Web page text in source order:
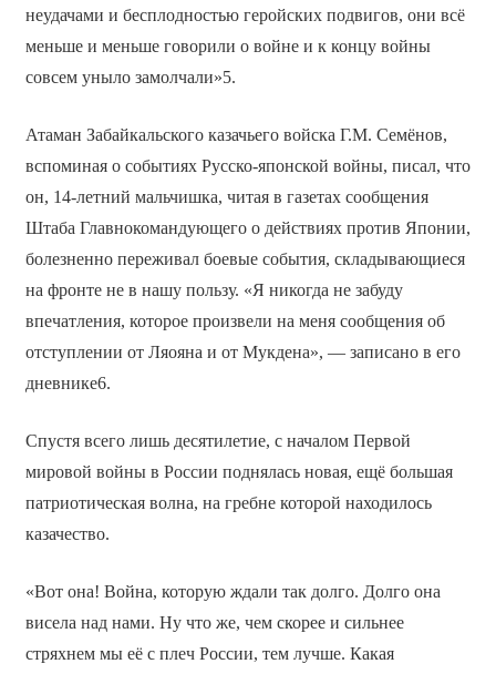
неудачами и бесплодностью геройских подвигов, они всё
меньше и меньше говорили о войне и к концу войны
совсем уныло замолчали»5.
Атаман Забайкальского казачьего войска Г.М. Семёнов,
вспоминая о событиях Русско-японской войны, писал, что
он, 14-летний мальчишка, читая в газетах сообщения
Штаба Главнокомандующего о действиях против Японии,
болезненно переживал боевые события, складывающиеся
на фронте не в нашу пользу. «Я никогда не забуду
впечатления, которое произвели на меня сообщения об
отступлении от Ляояна и от Мукдена», — записано в его
дневнике6.
Спустя всего лишь десятилетие, с началом Первой
мировой войны в России поднялась новая, ещё большая
патриотическая волна, на гребне которой находилось
казачество.
«Вот она! Война, которую ждали так долго. Долго она
висела над нами. Ну что же, чем скорее и сильнее
стряхнем мы её с плеч России, тем лучше. Какая